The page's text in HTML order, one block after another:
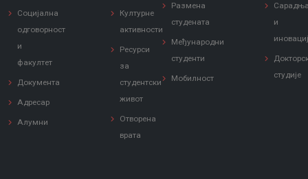
Социјална
одговорност
и
факултет
Документа
Адресар
Алумни
Културне
активности
Ресурси
за
студентски
живот
Отворена
врата
Размена
студената
Међународни
студенти
Мобилност
и
студије